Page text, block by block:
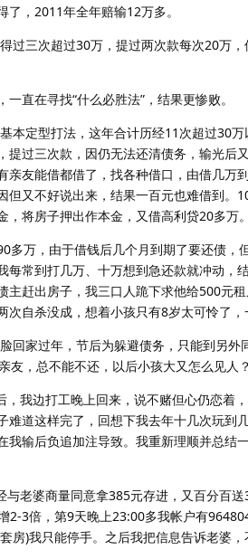
了，2011年全年赔输12万多。
三次超过30万，提过两次款每次20万，
直在寻找“什么必胜法”，结果更惨败。
定型打法，这年合计历经11次超过30万
提过三次款，因仍无法还清债务，输光
亲友能借都借了，找各种借口，由借几
但又不好说出来，结果一百元也难借到
，将房子押出作本金，又借高利贷20多万。
万，由于借钱后几个月到期了要还债，
每常到打几万、十万想到急还款就冲动
主赶出房子，我三口人跪下求他给500元
次自杀没成，想着小孩只有8岁太可怜了，
家过年，节后为躲避债务，只能到另外
友，总不能不还，以后小孩大又怎么见人？
边打工晚上回来，说不赌但心仍恋着
难道这样完了，回想下我去年十几次玩
我输后负追加注导致。我重新理顺并总
老婆商量同意拿385元存进，又百分百送
2-3倍，第9天晚上23:00多我帐户有
房)我只能停手。之后我把信息告诉老婆